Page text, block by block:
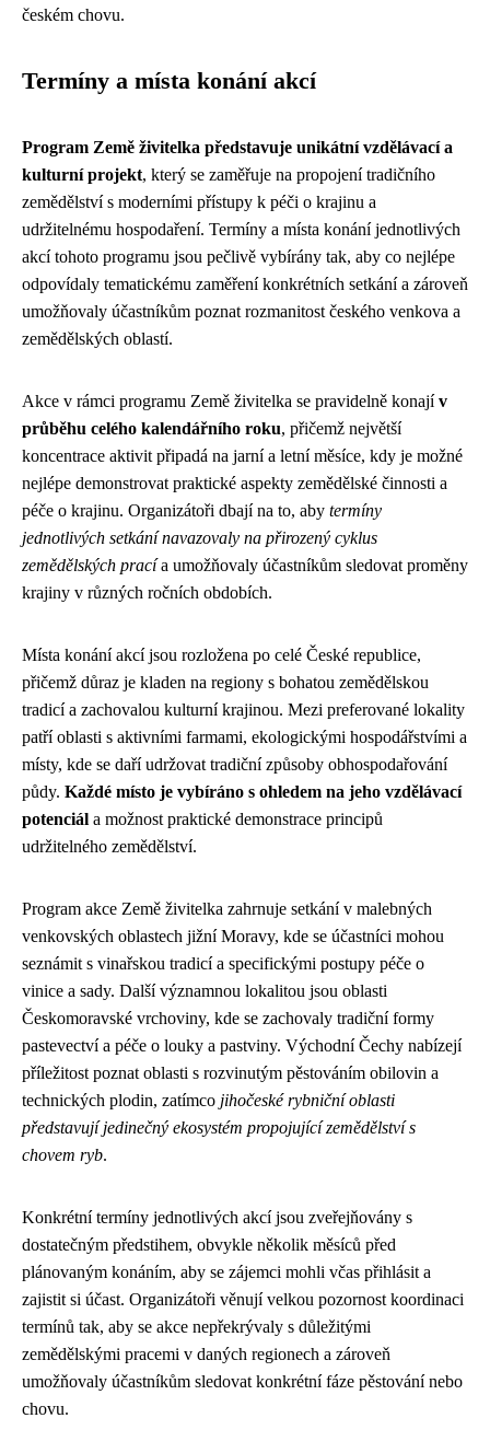
českém chovu.
Termíny a místa konání akcí
Program Země živitelka představuje unikátní vzdělávací a
kulturní projekt, který se zaměřuje na propojení tradičního
zemědělství s moderními přístupy k péči o krajinu a
udržitelnému hospodaření. Termíny a místa konání jednotlivých
akcí tohoto programu jsou pečlivě vybírány tak, aby co nejlépe
odpovídaly tematickému zaměření konkrétních setkání a zároveň
umožňovaly účastníkům poznat rozmanitost českého venkova a
zemědělských oblastí.
Akce v rámci programu Země živitelka se pravidelně konajív
průběhu celého kalendářního roku, přičemž největší
koncentrace aktivit připadá na jarní a letní měsíce, kdy je možné
nejlépe demonstrovat praktické aspekty zemědělské činnosti a
péče o krajinu. Organizátoři dbají na to, aby termíny
jednotlivých setkání navazovaly na přirozený cyklus
zemědělských pracía umožňovaly účastníkům sledovat proměny
krajiny v různých ročních obdobích.
Místa konání akcí jsou rozložena po celé České republice,
přičemž důraz je kladen na regiony s bohatou zemědělskou
tradicí a zachovalou kulturní krajinou. Mezi preferované lokality
patří oblasti s aktivními farmami, ekologickými hospodářstvími a
místy, kde se daří udržovat tradiční způsoby obhospodařování
půdy. Každé místo je vybíráno s ohledem na jeho vzdělávací
potenciál a možnost praktické demonstrace principů
udržitelného zemědělství.
Program akce Země živitelka zahrnuje setkání v malebných
venkovských oblastech jižní Moravy, kde se účastníci mohou
seznámit s vinařskou tradicí a specifickými postupy péče o
vinice a sady. Další významnou lokalitou jsou oblasti
Českomoravské vrchoviny, kde se zachovaly tradiční formy
pastevectví a péče o louky a pastviny. Východní Čechy nabízejí
příležitost poznat oblasti s rozvinutým pěstováním obilovin a
technických plodin, zatímco jihočeské rybniční oblasti
představují jedinečný ekosystém propojující zemědělství s
chovem ryb.
Konkrétní termíny jednotlivých akcí jsou zveřejňovány s
dostatečným předstihem, obvykle několik měsíců před
plánovaným konáním, aby se zájemci mohli včas přihlásit a
zajistit si účast. Organizátoři věnují velkou pozornost koordinaci
termínů tak, aby se akce nepřekrývaly s důležitými
zemědělskými pracemi v daných regionech a zároveň
umožňovaly účastníkům sledovat konkrétní fáze pěstování nebo
chovu.